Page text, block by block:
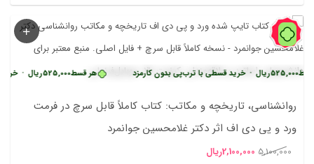
59%
هر قسط525,000ریال • 525,000ریال • خرید قسطی با ترب‌پی بدون کارمزد
روانشناسی، تاریخچه و مکاتب: کتاب کاملاً قابل سرچ در فرمت
ورد و پی دی اف اثر دکتر غلامحسین جوانمرد
5,100,000 قیمت
2,100,000ریال